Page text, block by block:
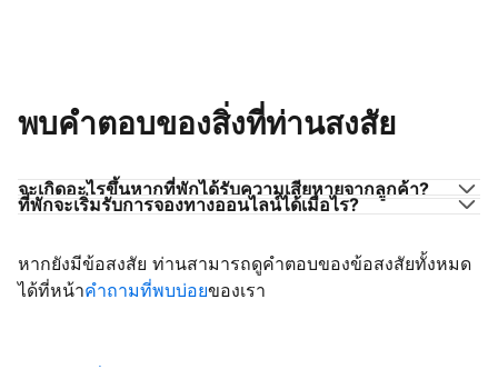
พบคำตอบของสิ่งที่ท่านสงสัย
จะเกิดอะไรขึ้นหากที่พักได้รับความเสียหายจากลูกค้า?
ที่พักจะเริ่มรับการจองทางออนไลน์ได้เมื่อไร?
หากยังมีข้อสงสัย ท่านสามารถดูคำตอบของข้อสงสัยทั้งหมด
ได้ที่หน้าคำถามที่พบบ่อยของเรา
เริ่มต้อนรับลูกค้า